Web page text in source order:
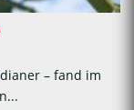
– fand im